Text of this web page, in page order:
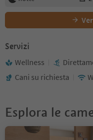
Servizi
Wellness
Cani su richiesta
Esplora le